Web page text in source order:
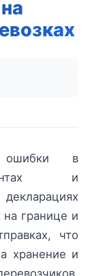
ошибки в
и
на границе и
что
хранение и